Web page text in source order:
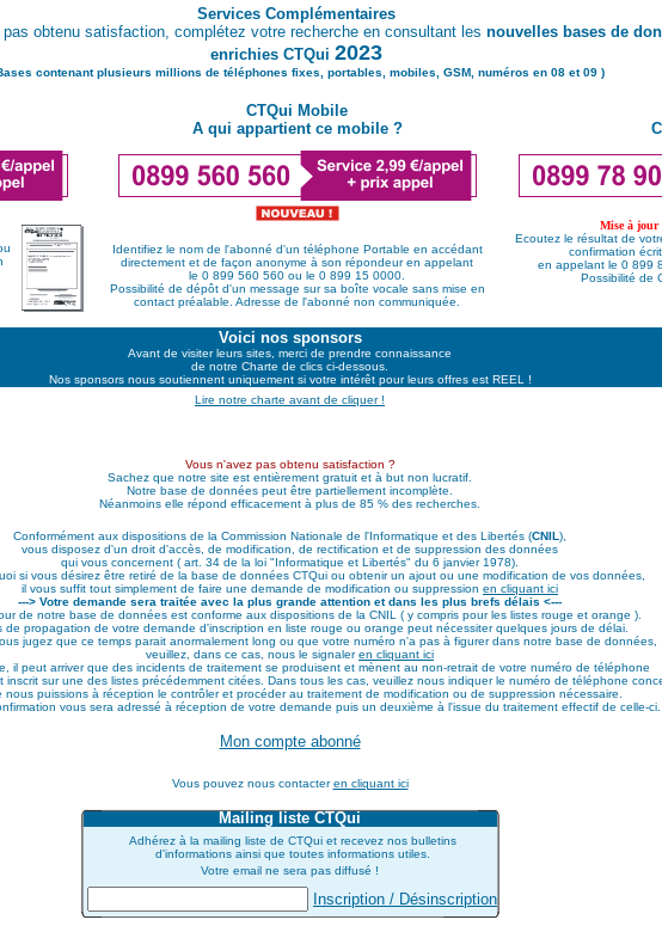
Services Complémentaires
obtenu satisfaction, complétez votre recherche en consultant les nouvelles bases de
enrichies CTQui 2023
contenant plusieurs millions de téléphones fixes, portables, mobiles, GSM, numéros en 08 et 09 )
CTQui Mobile
A qui appartient ce mobile ?
Identifiez le nom de l'abonné d'un téléphone Portable en accédant
directement et de façon anonyme à son répondeur en appelant
le 0 899 560 560 ou le 0 899 15 0000.
Possibilité de dépôt d'un message sur sa boîte vocale sans mise en
contact préalable. Adresse de l'abonné non communiquée.
Mise à jour
Ecoutez le résultat de
confirmation
en appelant le 0 899
Possibilité de
Voici nos sponsors
Avant de visiter leurs sites, merci de prendre connaissance
de notre Charte de clics ci-dessous.
Nos sponsors nous soutiennent uniquement si votre intérêt pour leurs offres est REEL !
Lire notre charte avant de cliquer !
Vous n'avez pas obtenu satisfaction ?
Sachez que notre site est entièrement gratuit et à but non lucratif.
Notre base de données peut être partiellement incomplète.
Néanmoins elle répond efficacement à plus de 85 % des recherches.
Conformément aux dispositions de la Commission Nationale de l'Informatique et des Libertés (CNIL),
vous disposez d'un droit d'accès, de modification, de rectification et de suppression des données
qui vous concernent ( art. 34 de la loi "Informatique et Libertés" du 6 janvier 1978).
si vous désirez être retiré de la base de données CTQui ou obtenir un ajout ou une modification de vos données,
il vous suffit tout simplement de faire une demande de modification ou suppression en cliquant ici
---> Votre demande sera traitée avec la plus grande attention et dans les plus brefs délais <---
de notre base de données est conforme aux dispositions de la CNIL ( y compris pour les listes rouge et orange ).
de propagation de votre demande d'inscription en liste rouge ou orange peut nécessiter quelques jours de délai.
jugez que ce temps parait anormalement long ou que votre numéro n'a pas à figurer dans notre base de données,
veuillez, dans ce cas, nous le signaleren cliquant ici
il peut arriver que des incidents de traitement se produisent et mènent au non-retrait de votre numéro de téléphone
inscrit sur une des listes précédemment citées. Dans tous les cas, veuillez nous indiquer le numéro de téléphone
nous puissions à réception le contrôler et procéder au traitement de modification ou de suppression nécessaire.
vous sera adressé à réception de votre demande puis un deuxième à l'issue du traitement effectif de celle-ci.
Mon compte abonné
Vous pouvez nous contacteren cliquant ici
Mailing liste CTQui
Adhérez à la mailing liste de CTQui et recevez nos bulletins
d'informations ainsi que toutes informations utiles.
Votre email ne sera pas diffusé !
Inscription / Désinscription